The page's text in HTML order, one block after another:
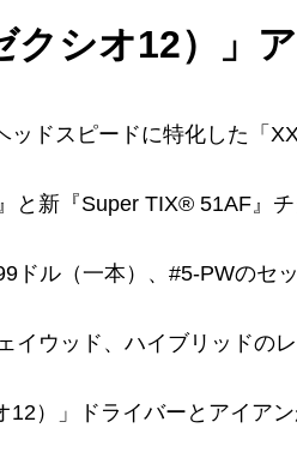
クシオ12）」
ッドスピードに特化した「
と新『Super TIX® 51AF』
ドル（一本）、#5-PWのセ
イウッド、ハイブリッドの
）」ドライバーとアイア